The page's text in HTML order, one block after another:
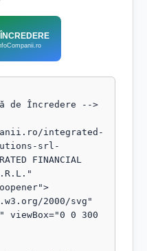
de Încredere -->
integrated-
srl-
FINANCIAL
2000/svg"
viewBox="0 0 300